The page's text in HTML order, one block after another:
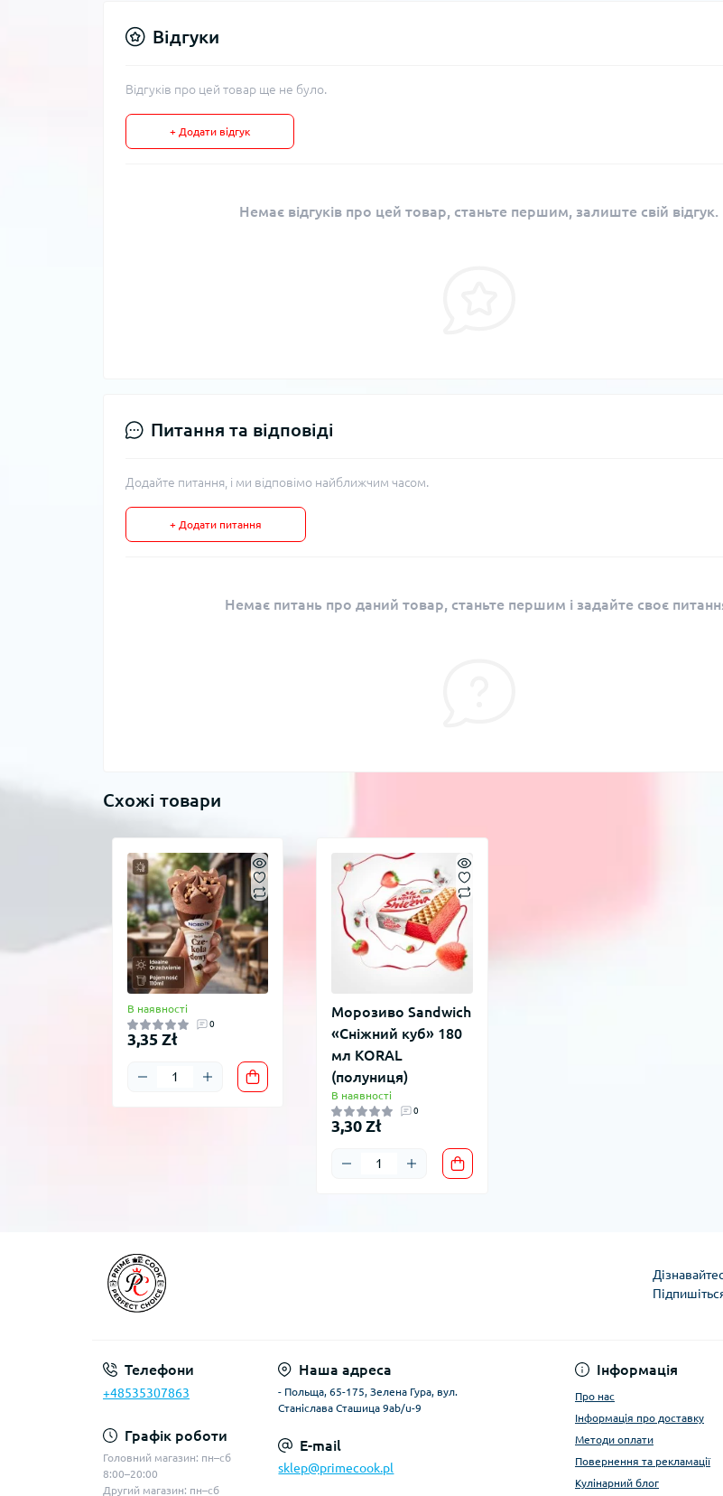
Відгуки
Відгуків про цей товар ще не було.
+ Додати відгук
Немає відгуків про цей товар, станьте першим, залиште свій відгук.
Питання та відповіді
Додайте питання, і ми відповімо найближчим часом.
+ Додати питання
Немає питань про даний товар, станьте першим і задайте своє
Схожі товари
В наявності
0
3,35 Zł
Морозиво Sandwich
«Сніжний куб» 180
мл KORAL
(полуниця)
В наявності
0
3,30 Zł
Телефони
+48535307863
Графік роботи
Головний магазин: пн–сб
8:00–20:00
Другий магазин: пн–сб
Наша адреса
- Польща, 65-175, Зелена Гура, вул.
Станіслава Сташица 9ab/u-9
E-mail
sklep@primecook.pl
Інформація
Про нас
Інформація про доставку
Методи оплати
Повернення та рекламації
Кулінарний блог